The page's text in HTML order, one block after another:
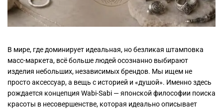
В мире, где доминирует идеальная, но безликая штамповка
масс-маркета, всё больше людей осознанно выбирают
изделия небольших, независимых брендов. Мы ищем не
просто аксессуар, а вещь с историей и «душой». Именно здесь
рождается концепция Wabi-Sabi — японской философии поиска
красоты в несовершенстве, которая идеально описывает